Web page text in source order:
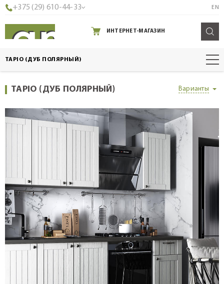
+375 (29) 610-44-33 EN
ИНТЕРНЕТ-МАГАЗИН
TAPIO (ДУБ ПОЛЯРНЫЙ)
TAPIO (ДУБ ПОЛЯРНЫЙ) Варианты